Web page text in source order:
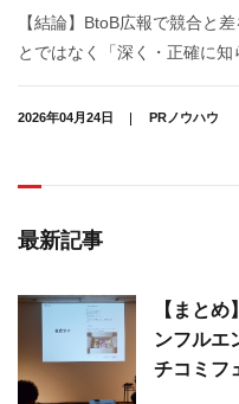
【結論】BtoB広報で競合と
とではなく「深く・正確に
2026年04月24日 PRノウハウ
最新記事
【まと
ンフルエ
チコミフ